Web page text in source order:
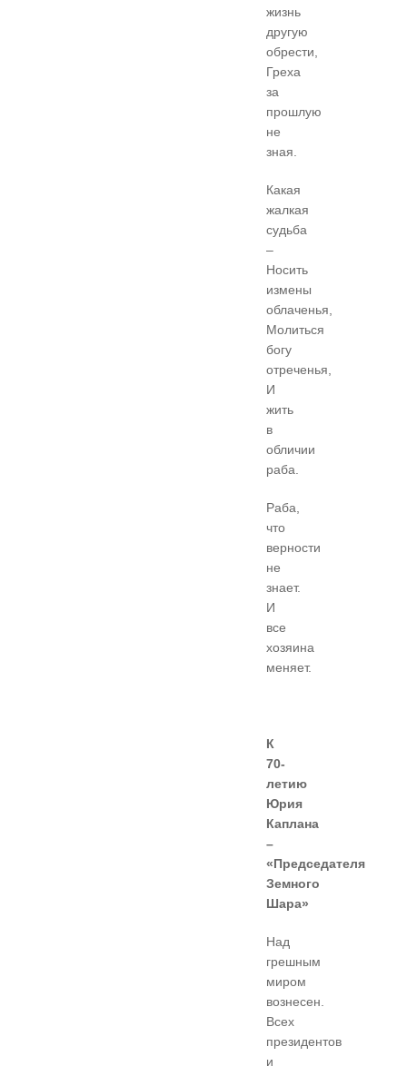
жизнь
другую
обрести,
Греха
за
прошлую
не
зная.
Какая
жалкая
судьба
–
Носить
измены
облаченья,
Молиться
богу
отреченья,
И
жить
в
обличии
раба.
Раба,
что
верности
не
знает.
И
все
хозяина
меняет.
К
70-
летию
Юрия
Каплана
–
«Председателя
Земного
Шара»
Над
грешным
миром
вознесен.
Всех
президентов
и